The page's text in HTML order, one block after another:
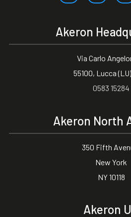
Akeron
Via Carlo
55100, Lucca
0583 15284
Akeron North
350 Fifth
New York
NY 10118
Akeron